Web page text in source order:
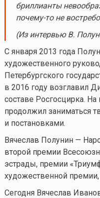
бриллианты
почему-тоне
(Из интервью В.
С января 2013 года
художественного
Петербургского
в 2016 году возглавил
составе Росгосцирка.
продолжил заниматься
и постановками.
Вячеслав Полунин —
второй премии
эстрады, премии
художественной
Сегодня Вячеслав